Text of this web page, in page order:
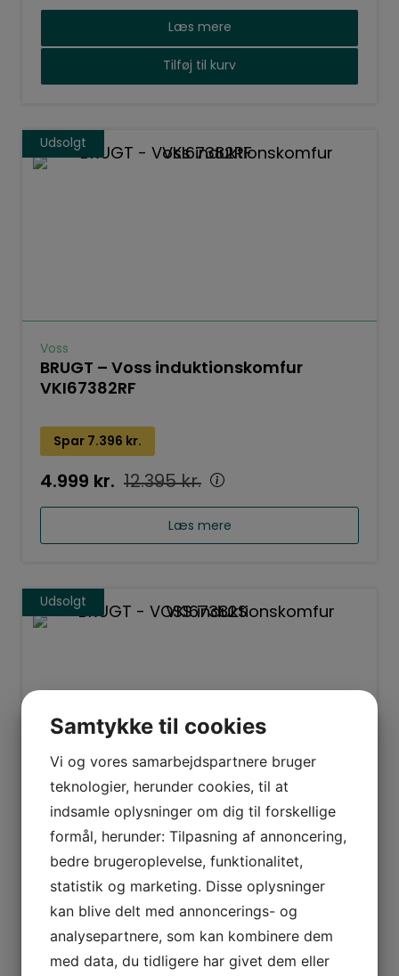
Læs mere
Tilføj til kurv
Udsolgt
Voss
BRUGT – Voss induktionskomfur
VKI67382RF
Spar 7.396 kr.
12.395kr.
4.999 kr.
Læs mere
Udsolgt
Voss
BRUGT – VOSS induktionskomfur
VKI67382S
10.999kr.
4.999kr.
Samtykke til cookies
Vi og vores samarbejdspartnere bruger
teknologier, herunder cookies, til at
indsamle oplysninger om dig til forskellige
formål, herunder: Tilpasning af annoncering,
bedre brugeroplevelse, funktionalitet,
statistik og marketing. Disse oplysninger
kan blive delt med annoncerings- og
analysepartnere, som kan kombinere dem
med data, du tidligere har givet dem eller